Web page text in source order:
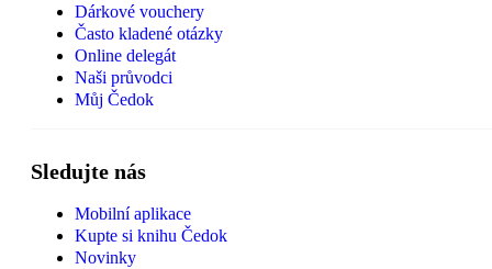
Dárkové vouchery
Často kladené otázky
Online delegát
Naši průvodci
Můj Čedok
Sledujte nás
Mobilní aplikace
Kupte si knihu Čedok
Novinky